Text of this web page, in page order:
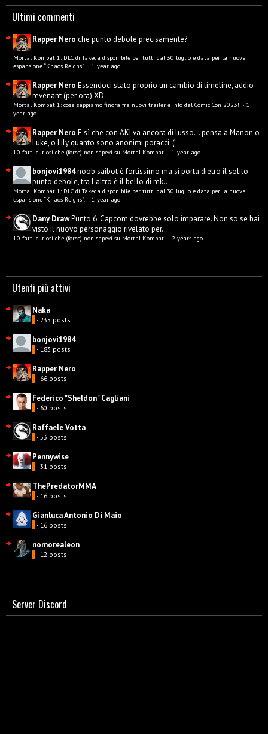
Ultimi commenti
Rapper Nero che punto debole precisamente?
Mortal Kombat 1: DLC di Takeda disponibile per tutti dal 30 luglio e data per la nuova
espansione “Khaos Reigns”. · 1 year ago
Rapper Nero Essendoci stato proprio un cambio di timeline, addio
revenant (per ora) XD
Mortal Kombat 1: cosa sappiamo finora fra nuovi trailer e info dal Comic Con 2023! · 1
year ago
Rapper Nero E sì che con AKI va ancora di lusso... pensa a Manon o
Luke, o Lily quanto sono anonimi poracci :(
10 fatti curiosi che (forse) non sapevi su Mortal Kombat. · 1 year ago
bonjovi1984noob saibot è fortissimo ma si porta dietro il solito
punto debole, tra l altro è il bello di mk...
Mortal Kombat 1: DLC di Takeda disponibile per tutti dal 30 luglio e data per la nuova
espansione “Khaos Reigns”. · 1 year ago
Dany DrawPunto 6: Capcom dovrebbe solo imparare. Non so se hai
visto il nuovo personaggio rivelato per...
10 fatti curiosi che (forse) non sapevi su Mortal Kombat. · 2 years ago
Utenti più attivi
Naka
· 235 posts
bonjovi1984
· 183 posts
Rapper Nero
· 66 posts
Federico "Sheldon" Cagliani
· 60 posts
Raffaele Votta
· 53 posts
Pennywise
· 31 posts
ThePredatorMMA
· 16 posts
Gianluca Antonio Di Maio
· 16 posts
nomorealeon
· 12 posts
Server Discord